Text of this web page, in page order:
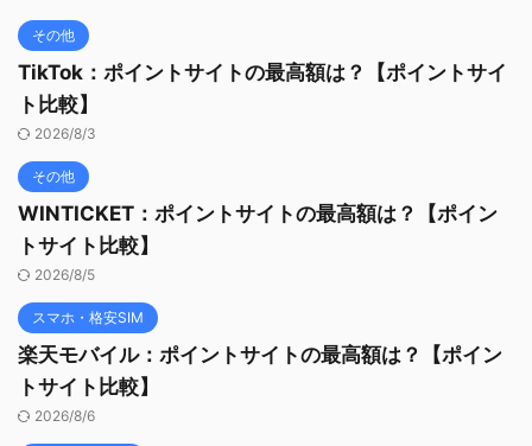
その他
TikTok：ポイントサイトの最高額は？【ポイントサイ
ト比較】
2026/8/3
その他
WINTICKET：ポイントサイトの最高額は？【ポイン
トサイト比較】
2026/8/5
スマホ・格安SIM
楽天モバイル：ポイントサイトの最高額は？【ポイン
トサイト比較】
2026/8/6